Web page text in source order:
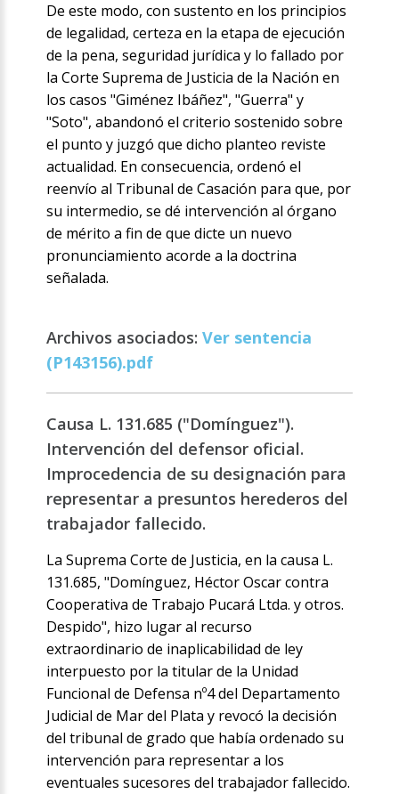
De este modo, con sustento en los principios
de legalidad, certeza en la etapa de ejecución
de la pena, seguridad jurídica y lo fallado por
la Corte Suprema de Justicia de la Nación en
los casos "Giménez Ibáñez", "Guerra" y
"Soto", abandonó el criterio sostenido sobre
el punto y juzgó que dicho planteo reviste
actualidad. En consecuencia, ordenó el
reenvío al Tribunal de Casación para que, por
su intermedio, se dé intervención al órgano
de mérito a fin de que dicte un nuevo
pronunciamiento acorde a la doctrina
señalada.
Archivos asociados:Ver sentencia
(P143156).pdf
Causa L. 131.685 ("Domínguez").
Intervención del defensor oficial.
Improcedencia de su designación para
representar a presuntos herederos del
trabajador fallecido.
La Suprema Corte de Justicia, en la causa L.
131.685, "Domínguez, Héctor Oscar contra
Cooperativa de Trabajo Pucará Ltda. y otros.
Despido", hizo lugar al recurso
extraordinario de inaplicabilidad de ley
interpuesto por la titular de la Unidad
Funcional de Defensa nº4 del Departamento
Judicial de Mar del Plata y revocó la decisión
del tribunal de grado que había ordenado su
intervención para representar a los
eventuales sucesores del trabajador fallecido.